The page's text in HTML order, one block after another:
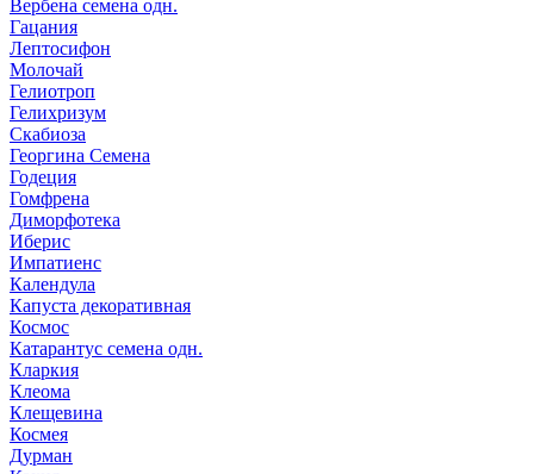
Вербена семена одн.
Гацания
Лептосифон
Молочай
Гелиотроп
Гелихризум
Скабиоза
Георгина Семена
Годеция
Гомфрена
Диморфотека
Иберис
Импатиенс
Календула
Капуста декоративная
Космос
Катарантус семена одн.
Кларкия
Клеома
Клещевина
Космея
Дурман